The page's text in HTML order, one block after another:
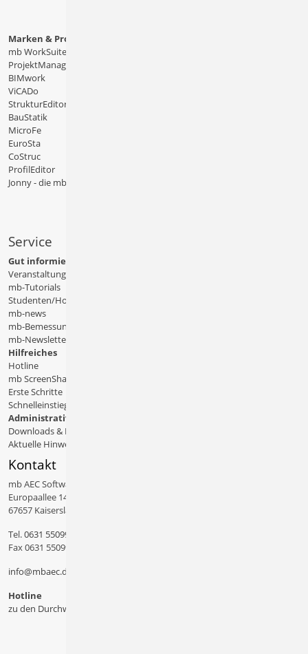
Marken & Produkte
mb WorkSuite
ProjektManager
BIMwork
ViCADo
StrukturEditor
BauStatik
MicroFe
EuroSta
CoStruc
ProfilEditor
Jonny - die mb-App
Service
Gut informiert
Veranstaltungen
mb-Tutorials
Studenten/Hochschule
mb-news
mb-Bemessungstafeln
mb-Newsletter
Hilfreiches
Hotline
mb ScreenShare
Erste Schritte
Schnelleinstiege & Doku
Administratives
Downloads & Patches
Aktuelle Hinweise
Kontakt
mb AEC Software GmbH
Europaallee 14
67657 Kaiserslautern
Tel.0631 550999 11
Fax 0631 550999 20
info@mbaec.de
Hotline
zu den Durchwahlen